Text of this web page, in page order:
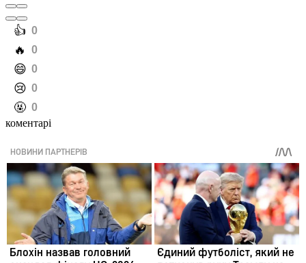
️👍 0
️🔥 0
️😄 0
️😢 0
️🤬 0
коментарі